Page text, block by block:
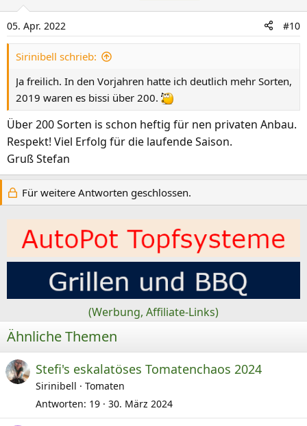
05. Apr. 2022 #10
Sirinibell schrieb:
Ja freilich. In den Vorjahren hatte ich deutlich mehr Sorten,
2019 waren es bissi über 200.
Über 200 Sorten is schon heftig für nen privaten Anbau.
Respekt! Viel Erfolg für die laufende Saison.
Gruß Stefan
Für weitere Antworten geschlossen.
(Werbung, Affiliate-Links)
Ähnliche Themen
Stefi's eskalatöses Tomatenchaos 2024
Sirinibell
Tomaten
Antworten 19 30. März 2024